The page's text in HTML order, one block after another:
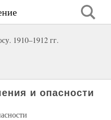
1910–1912 гг.
и опасности